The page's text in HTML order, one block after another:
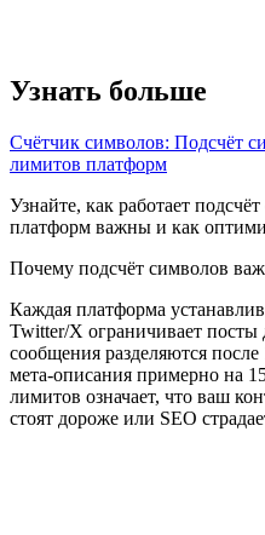
Узнать больше
Счётчик символов: Подсчёт
лимитов платформ
Узнайте, как работает
платформ важны и как
Почему подсчёт символов
Каждая платформа
Twitter/X ограничивает
сообщения разделяются
мета-описания примерно на
лимитов означает, что ваш
стоят дороже или SEO